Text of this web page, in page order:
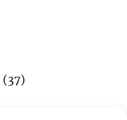
(37)